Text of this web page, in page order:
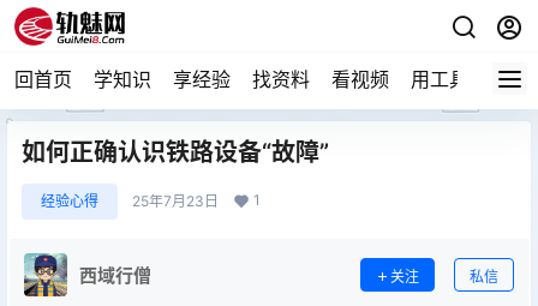
回首页 学知识 享经验 找资料 看视频 用工具 论技
如何正确认识铁路设备“故障”
经验心得 25年7月23日 1
西域行僧 关注 私信